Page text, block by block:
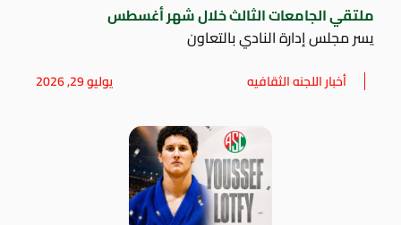
ملتقي الجامعات الثالث خلال شهر أغسطس
يسر مجلس إدارة النادي بالتعاون
أخبار اللجنه الثقافيه يوليو 29, 2026